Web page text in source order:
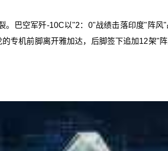
。巴空军歼-10C以"2：0"战绩击落印度"阵
机前脚离开雅加达，后脚签下追加12架"